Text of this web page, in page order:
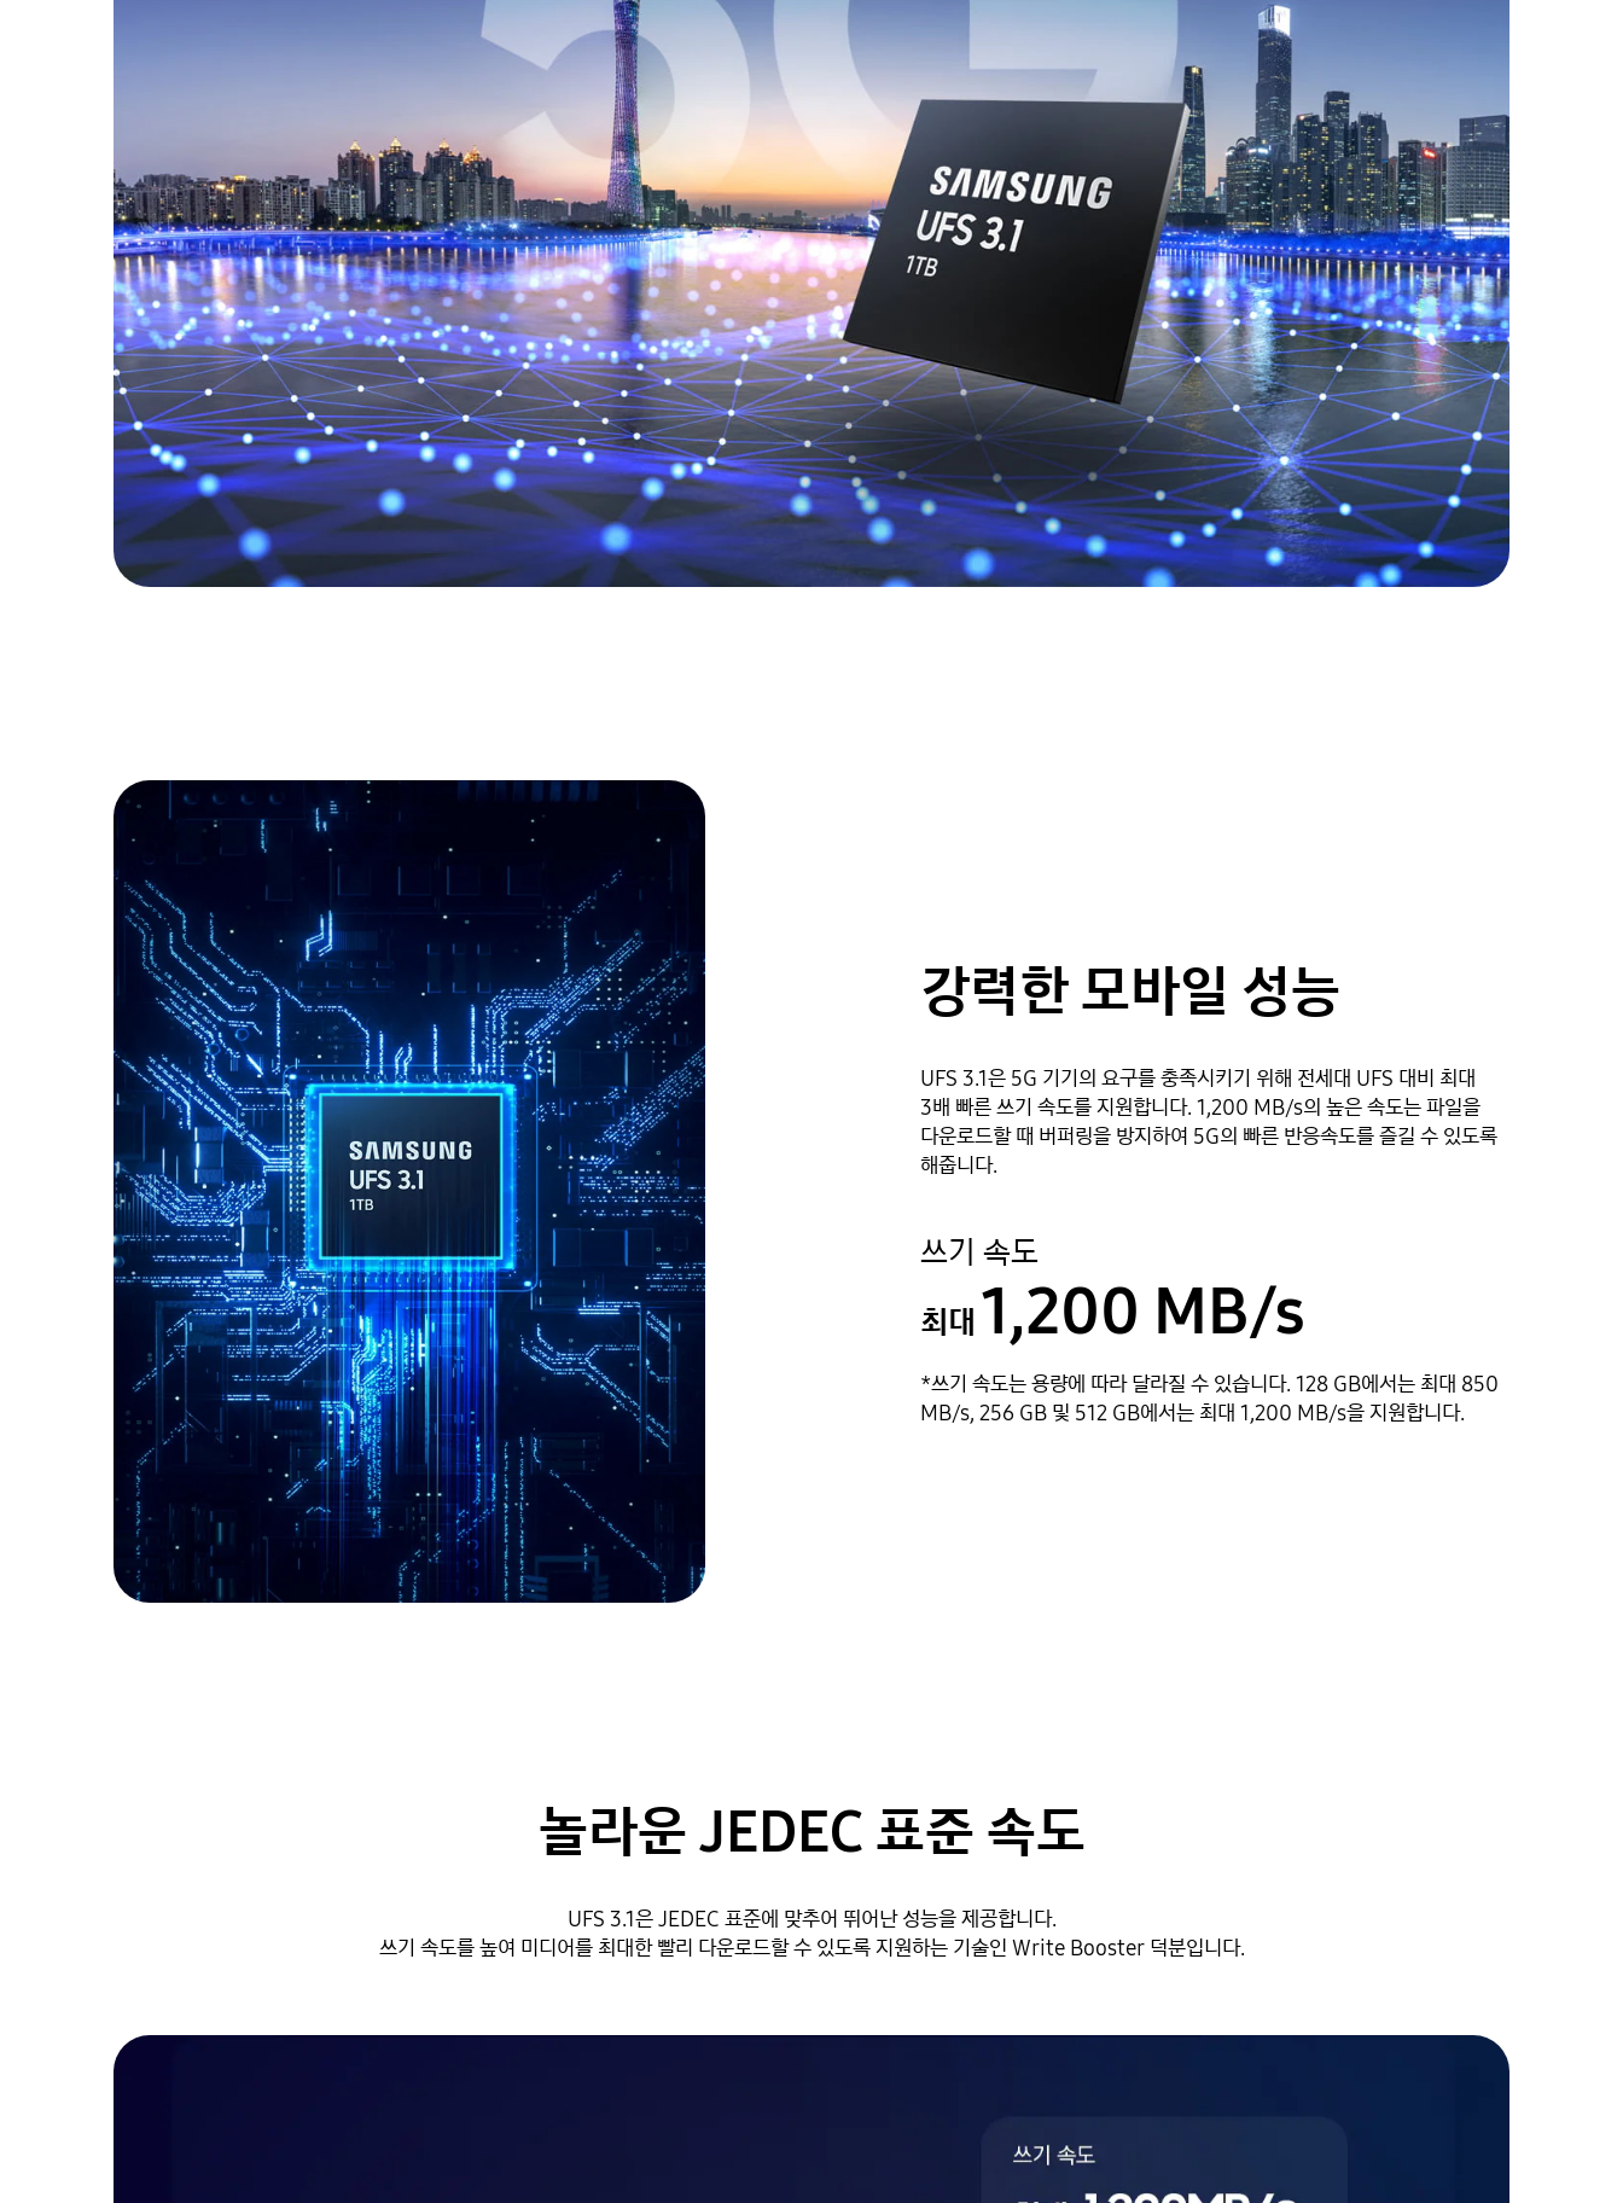
강력한 모바일 성능
UFS 3.1은 5G 기기의 요구를 충족시키기 위해 전세대 UFS 대비 최대
3배 빠른 쓰기 속도를 지원합니다. 1,200 MB/s의 높은 속도는 파일을
다운로드할 때 버퍼링을 방지하여 5G의 빠른 반응속도를 즐길 수 있도록
해줍니다.
쓰기 속도
최대1,200 MB/s
*쓰기 속도는 용량에 따라 달라질 수 있습니다. 128 GB에서는 최대 850
MB/s, 256 GB 및 512 GB에서는 최대 1,200 MB/s을 지원합니다.
놀라운 JEDEC 표준 속도
UFS 3.1은 JEDEC 표준에 맞추어 뛰어난 성능을 제공합니다.
쓰기 속도를 높여 미디어를 최대한 빨리 다운로드할 수 있도록 지원하는 기술인 Write Booster 덕분입니다.